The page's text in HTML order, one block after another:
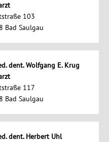
103
Bad Saulgau
dent. Wolfgang E. Krug
117
Bad Saulgau
dent. Herbert Uhl